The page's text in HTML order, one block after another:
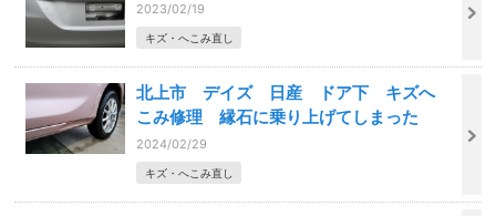
2023/02/19
キズ・へこみ直し
北上市 デイズ 日産 ドア下 キズへ
こみ修理 縁石に乗り上げてしまった
2024/02/29
キズ・へこみ直し